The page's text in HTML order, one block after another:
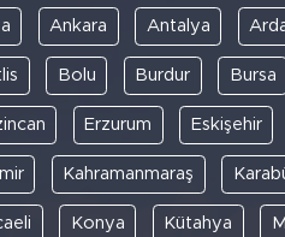
Ankara Antalya
Bolu Burdur Bursa
Erzurum Eskişehir
Kahramanmaraş
Konya Kütahya